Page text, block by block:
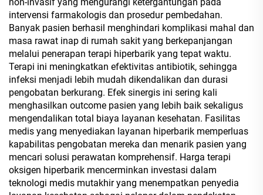
intervensi farmakologis dan prosedur pembedahan.
Banyak pasien berhasil menghindari komplikasi mahal dan
masa rawat inap di rumah sakit yang berkepanjangan
melalui penerapan terapi hiperbarik yang tepat waktu.
Terapi ini meningkatkan efektivitas antibiotik, sehingga
infeksi menjadi lebih mudah dikendalikan dan durasi
pengobatan berkurang. Efek sinergis ini sering kali
menghasilkan outcome pasien yang lebih baik sekaligus
mengendalikan total biaya layanan kesehatan. Fasilitas
medis yang menyediakan layanan hiperbarik memperluas
kapabilitas pengobatan mereka dan menarik pasien yang
mencari solusi perawatan komprehensif. Harga terapi
oksigen hiperbarik mencerminkan investasi dalam
teknologi medis mutakhir yang menempatkan penyedia